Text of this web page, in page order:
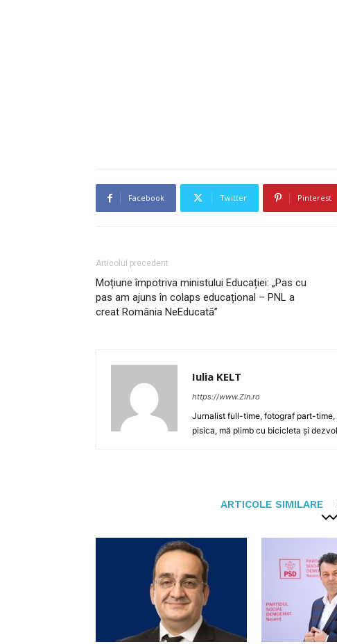
Facebook Twitter Pinterest
Articolul precedent
Moțiune împotriva ministului Educației: „Pas cu
pas am ajuns în colaps educațional – PNL a
creat România NeEducată”
Iulia KELT
https://www.Zin.ro
Jurnalist full-time, fotograf part-
pisica, mă plimb cu bicicleta și
ARTICOLE SIMILARE